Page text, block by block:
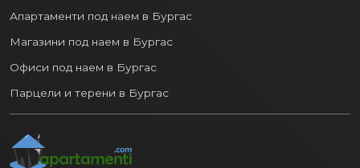
Апартаменти под наем в Бургас
Магазини под наем в Бургас
Офиси под наем в Бургас
Парцели и терени в Бургас